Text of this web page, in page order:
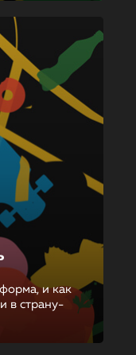
и как
в страну-